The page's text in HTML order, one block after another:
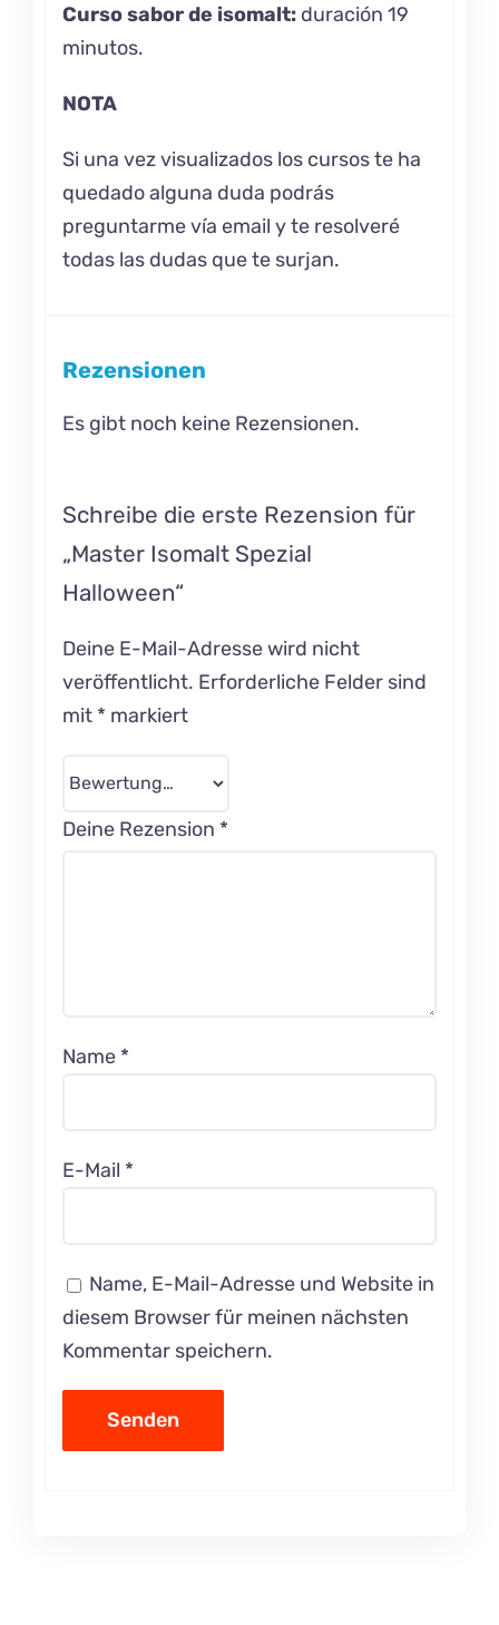
Curso sabor de isomalt:duración 19
minutos.
NOTA
Si una vez visualizados los cursos te ha
quedado alguna duda podrás
preguntarme vía email y te resolveré
todas las dudas que te surjan.
Rezensionen
Es gibt noch keine Rezensionen.
Schreibe die erste Rezension für
„Master Isomalt Spezial
Halloween“
Deine E-Mail-Adresse wird nicht
veröffentlicht. Erforderliche Felder sind
mit * markiert
Deine Rezension *
Name *
E-Mail *
Name, E-Mail-Adresse und Website in
diesem Browser für meinen nächsten
Kommentar speichern.